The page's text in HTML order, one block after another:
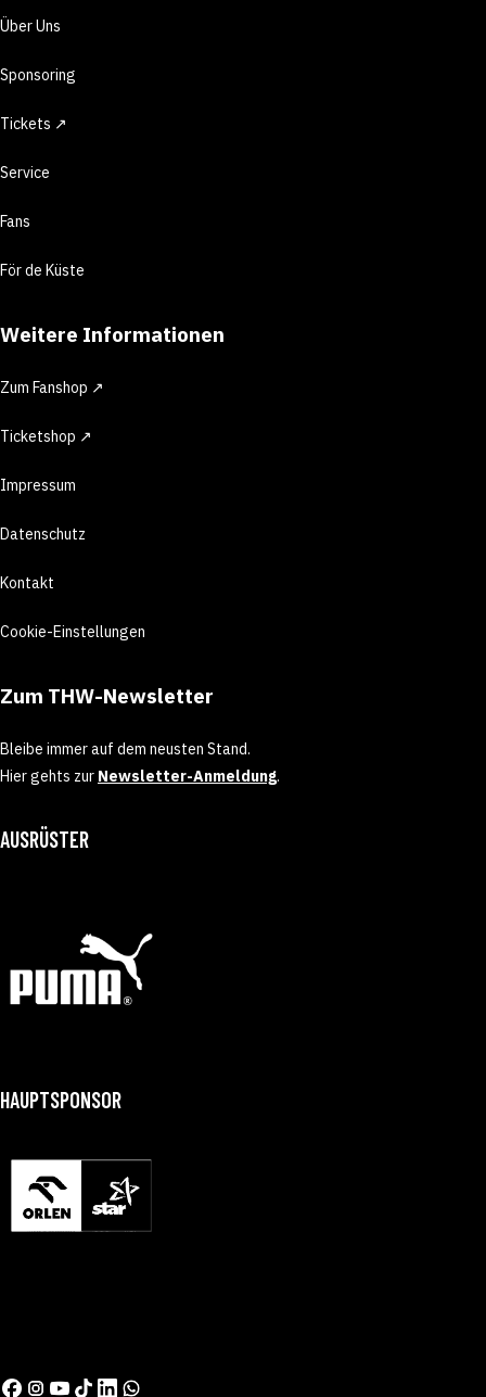
Über Uns
Sponsoring
Tickets ↗
Service
Fans
För de Küste
Weitere Informationen
Zum Fanshop ↗
Ticketshop ↗
Impressum
Datenschutz
Kontakt
Cookie-Einstellungen
Zum THW-Newsletter
Bleibe immer auf dem neusten Stand.
Hier gehts zur Newsletter-Anmeldung.
AUSRÜSTER
HAUPTSPONSOR